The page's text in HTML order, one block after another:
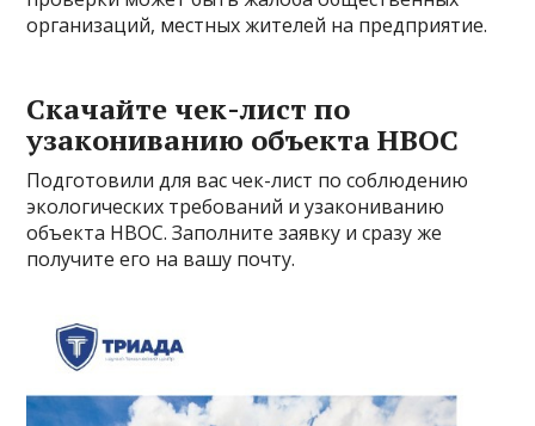
организаций, местных жителей на предприятие.
Скачайте чек-лист по
узакониванию объекта НВОС
Подготовили для вас чек-лист по соблюдению
экологических требований и узакониванию
объекта НВОС. Заполните заявку и сразу же
получите его на вашу почту.